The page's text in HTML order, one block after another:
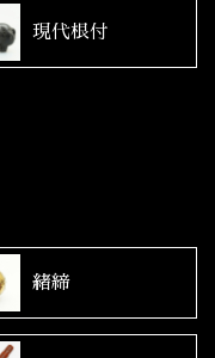
現代根付
緒締